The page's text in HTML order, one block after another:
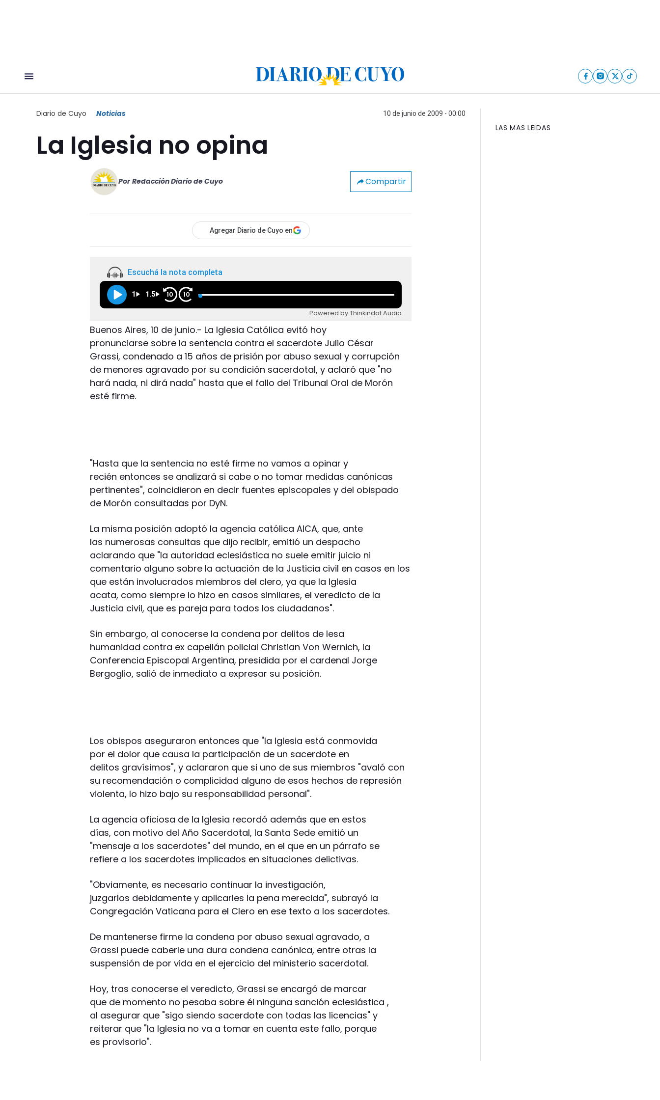
Diario de Cuyo Noticias 10 de junio de 2009 - 00:00
La Iglesia no opina
Por Redacción Diario de Cuyo Compartir
Agregar Diario de Cuyo en
Escuchá la nota completa
1 1.5 10 10
Powered by Thinkindot Audio
Buenos Aires, 10 de junio.- La Iglesia Católica evitó hoy
pronunciarse sobre la sentencia contra el sacerdote Julio César
Grassi, condenado a 15 años de prisión por abuso sexual y corrupción
de menores agravado por su condición sacerdotal, y aclaró que "no
hará nada, ni dirá nada" hasta que el fallo del Tribunal Oral de Morón
esté firme.
"Hasta que la sentencia no esté firme no vamos a opinar y
recién entonces se analizará si cabe o no tomar medidas canónicas
pertinentes", coincidieron en decir fuentes episcopales y del obispado
de Morón consultadas por DyN.
La misma posición adoptó la agencia católica AICA, que, ante
las numerosas consultas que dijo recibir, emitió un despacho
aclarando que "la autoridad eclesiástica no suele emitir juicio ni
comentario alguno sobre la actuación de la Justicia civil en casos en los
que están involucrados miembros del clero, ya que la Iglesia
acata, como siempre lo hizo en casos similares, el veredicto de la
Justicia civil, que es pareja para todos los ciudadanos".
Sin embargo, al conocerse la condena por delitos de lesa
humanidad contra ex capellán policial Christian Von Wernich, la
Conferencia Episcopal Argentina, presidida por el cardenal Jorge
Bergoglio, salió de inmediato a expresar su posición.
Los obispos aseguraron entonces que "la Iglesia está conmovida
por el dolor que causa la participación de un sacerdote en
delitos gravísimos", y aclararon que si uno de sus miembros "avaló con
su recomendación o complicidad alguno de esos hechos de represión
violenta, lo hizo bajo su responsabilidad personal".
La agencia oficiosa de la Iglesia recordó además que en estos
días, con motivo del Año Sacerdotal, la Santa Sede emitió un
"mensaje a los sacerdotes" del mundo, en el que en un párrafo se
refiere a los sacerdotes implicados en situaciones delictivas.
"Obviamente, es necesario continuar la investigación,
juzgarlos debidamente y aplicarles la pena merecida", subrayó la
Congregación Vaticana para el Clero en ese texto a los sacerdotes.
De mantenerse firme la condena por abuso sexual agravado, a
Grassi puede caberle una dura condena canónica, entre otras la
suspensión de por vida en el ejercicio del ministerio sacerdotal.
Hoy, tras conocerse el veredicto, Grassi se encargó de marcar
que de momento no pesaba sobre él ninguna sanción eclesiástica ,
al asegurar que "sigo siendo sacerdote con todas las licencias" y
reiterar que "la Iglesia no va a tomar en cuenta este fallo, porque
es provisorio".
LAS MAS LEIDAS